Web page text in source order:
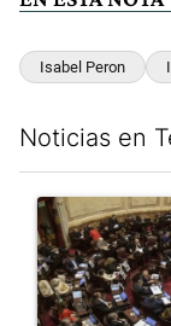
Isabel Peron
Noticias en
Un artículo de